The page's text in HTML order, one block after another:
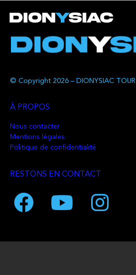
© Copyright 2026 – DIONYSIAC TOUR
À PROPOS
Nous contacter
Mentions légales
Politique de confidentialité
RESTONS EN CONTACT